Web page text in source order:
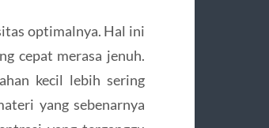
optimalnya. Hal ini
cepat merasa jenuh.
kecil lebih sering
yang sebenarnya